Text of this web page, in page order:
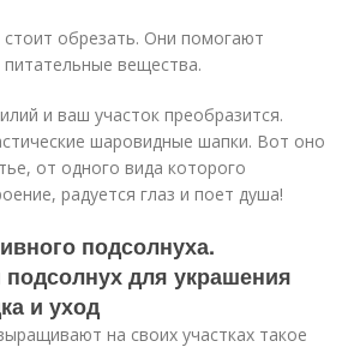
обрезать. Они помогают
вещества.
и ваш участок преобразится.
шаровидные шапки. Вот оно
от одного вида которого
радуется глаз и поет душа!
подсолнуха.
для украшения
и уход
на своих участках такое